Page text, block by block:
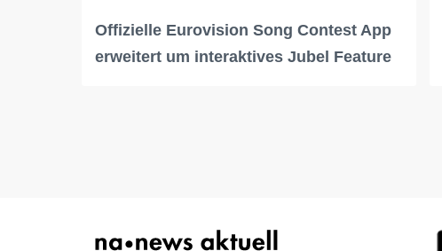
Offizielle Eurovision Song Contest App
erweitert um interaktives Jubel Feature